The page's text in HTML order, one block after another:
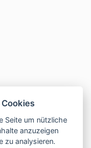
Seite um nützliche
anzuzeigen
zu analysieren.